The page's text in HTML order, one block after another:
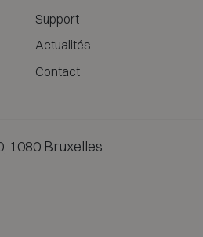
Support
Actualités
Contact
1080 Bruxelles